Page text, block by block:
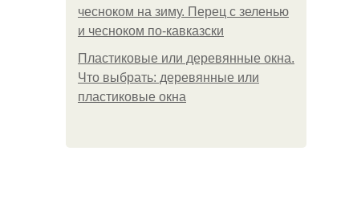
чесноком на зиму. Перец с зеленью
и чесноком по-кавказски
Пластиковые или деревянные окна.
Что выбрать: деревянные или
пластиковые окна